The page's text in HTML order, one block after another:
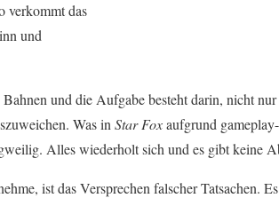
verkommt das
und
und die Aufgabe besteht darin, nicht
Was in Star Foxaufgrund
Alles wiederholt sich und es gibt keine
ist das Versprechen falscher Tatsachen.